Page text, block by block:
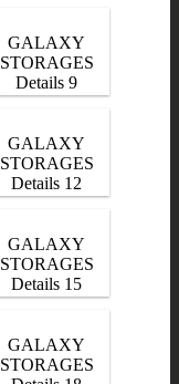
GALAXY
STORAGES
Details 9
GALAXY
STORAGES
Details 12
GALAXY
STORAGES
Details 15
GALAXY
STORAGES